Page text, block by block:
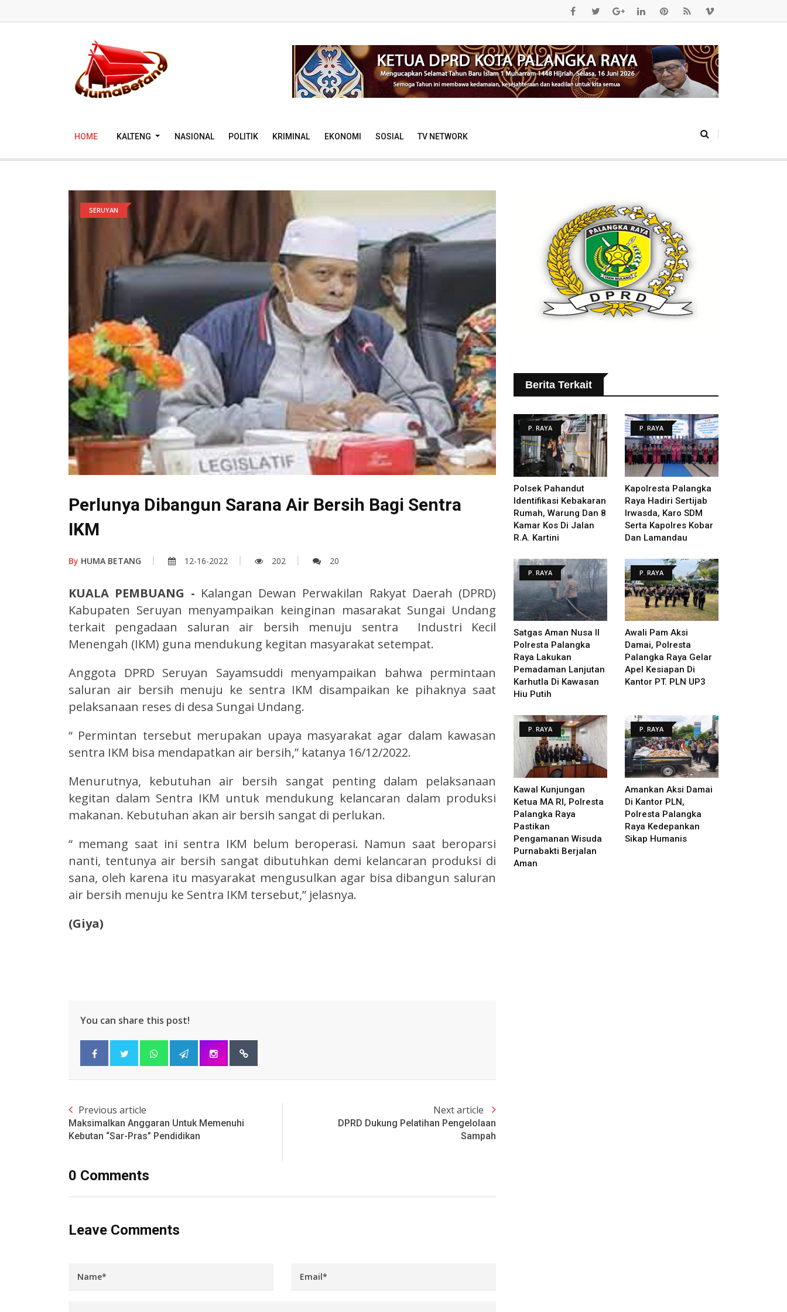
HOME KALTENG NASIONAL POLITIK KRIMINAL EKONOMI SOSIAL TV NETWORK
SERUYAN
Perlunya Dibangun Sarana Air Bersih Bagi Sentra
IKM
By HUMA BETANG 12-16-2022 202 20
KUALA PEMBUANG - Kalangan Dewan Perwakilan Rakyat Daerah (DPRD)
Kabupaten Seruyan menyampaikan keinginan masarakat Sungai Undang
terkait pengadaan saluran air bersih menuju sentra Industri Kecil
Menengah (IKM) guna mendukung kegitan masyarakat setempat.
Anggota DPRD Seruyan Sayamsuddi menyampaikan bahwa permintaan
saluran air bersih menuju ke sentra IKM disampaikan ke pihaknya saat
pelaksanaan reses di desa Sungai Undang.
“ Permintan tersebut merupakan upaya masyarakat agar dalam kawasan
sentra IKM bisa mendapatkan air bersih,” katanya 16/12/2022.
Menurutnya, kebutuhan air bersih sangat penting dalam pelaksanaan
kegitan dalam Sentra IKM untuk mendukung kelancaran dalam produksi
makanan. Kebutuhan akan air bersih sangat di perlukan.
“ memang saat ini sentra IKM belum beroperasi. Namun saat beroparsi
nanti, tentunya air bersih sangat dibutuhkan demi kelancaran produksi di
sana, oleh karena itu masyarakat mengusulkan agar bisa dibangun saluran
air bersih menuju ke Sentra IKM tersebut,” jelasnya.
(Giya)
You can share this post!
Previous article
Maksimalkan Anggaran Untuk Memenuhi
Kebutan “Sar-Pras” Pendidikan
Next article
DPRD Dukung Pelatihan Pengelolaan
Sampah
0 Comments
Leave Comments
Berita Terkait
P. RAYA
Polsek Pahandut
Identifikasi Kebakaran
Rumah, Warung Dan 8
Kamar Kos Di Jalan
R.A. Kartini
P. RAYA
Kapolresta Palangka
Raya Hadiri Sertijab
Irwasda, Karo SDM
Serta Kapolres Kobar
Dan Lamandau
P. RAYA
Satgas Aman Nusa II
Polresta Palangka
Raya Lakukan
Pemadaman Lanjutan
Karhutla Di Kawasan
Hiu Putih
P. RAYA
Awali Pam Aksi
Damai, Polresta
Palangka Raya Gelar
Apel Kesiapan Di
Kantor PT. PLN UP3
P. RAYA
Kawal Kunjungan
Ketua MA RI, Polresta
Palangka Raya
Pastikan
Pengamanan Wisuda
Purnabakti Berjalan
Aman
P. RAYA
Amankan Aksi Damai
Di Kantor PLN,
Polresta Palangka
Raya Kedepankan
Sikap Humanis